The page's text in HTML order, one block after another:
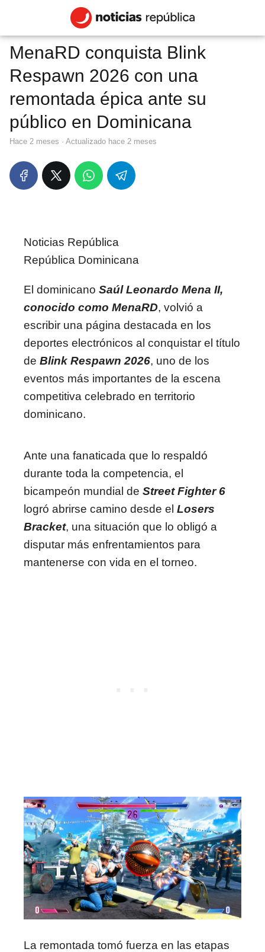
MenaRD conquista Blink
Respawn 2026 con una
remontada épica ante su
público en Dominicana
hace 2 meses · Actualizado hace 2 meses
Noticias República
República Dominicana
El dominicano Saúl Leonardo Mena II,
conocido como MenaRD, volvió a
escribir una página destacada en los
deportes electrónicos al conquistar el título
de Blink Respawn 2026, uno de los
eventos más importantes de la escena
competitiva celebrado en territorio
dominicano.
Ante una fanaticada que lo respaldó
durante toda la competencia, el
bicampeón mundial de Street Fighter 6
logró abrirse camino desde el Losers
Bracket, una situación que lo obligó a
disputar más enfrentamientos para
mantenerse con vida en el torneo.
La remontada tomó fuerza en las etapas